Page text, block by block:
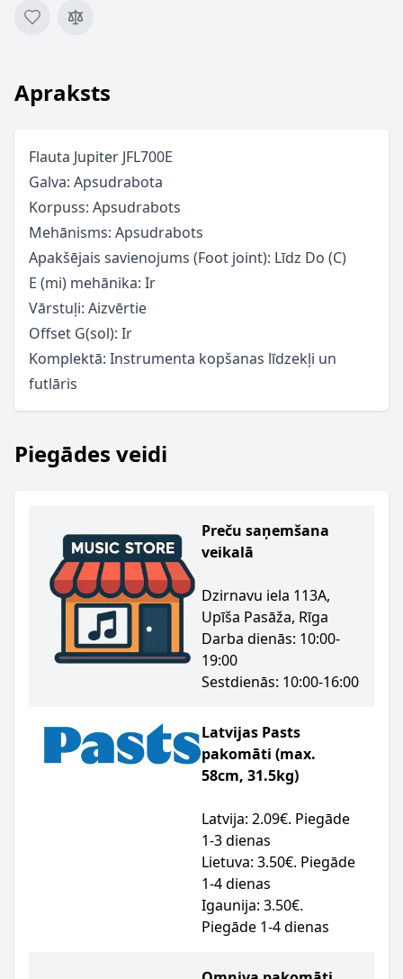
Apraksts
Flauta Jupiter JFL700E
Galva: Apsudrabota
Korpuss: Apsudrabots
Mehānisms: Apsudrabots
Apakšējais savienojums (Foot joint): Līdz Do (C)
E (mi) mehānika: Ir
Vārstuļi: Aizvērtie
Offset G(sol): Ir
Komplektā: Instrumenta kopšanas līdzekļi un
futlāris
Piegādes veidi
Preču saņemšana
veikalā
Dzirnavu iela 113A,
Upīša Pasāža, Rīga
Darba dienās: 10:00-
19:00
Sestdienās: 10:00-16:00
Latvijas Pasts
pakomāti (max.
58cm, 31.5kg)
Latvija: 2.09€. Piegāde
1-3 dienas
Lietuva: 3.50€. Piegāde
1-4 dienas
Igaunija: 3.50€.
Piegāde 1-4 dienas